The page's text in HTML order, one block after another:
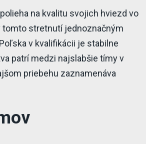
na kvalitu svojich hviezd vo
tomto stretnutí jednoznačným
v kvalifikácii je stabilne
patrí medzi najslabšie tímy v
priebehu zaznamenáva